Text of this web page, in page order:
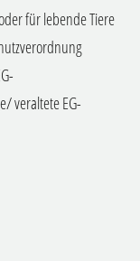
für lebende Tiere
veraltete EG-